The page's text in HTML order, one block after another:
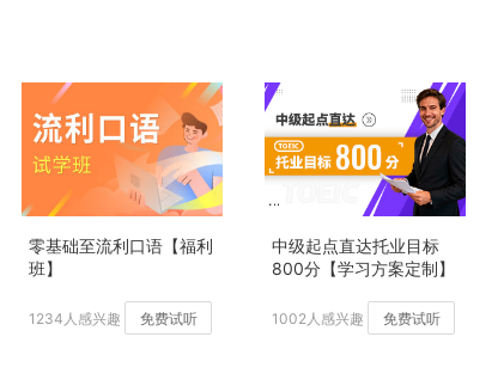
零基础至流利口语【福利
班】
1234人感兴趣 免费试听
中级起点直达托业目标
800分【学习方案定制】
1002人感兴趣 免费试听